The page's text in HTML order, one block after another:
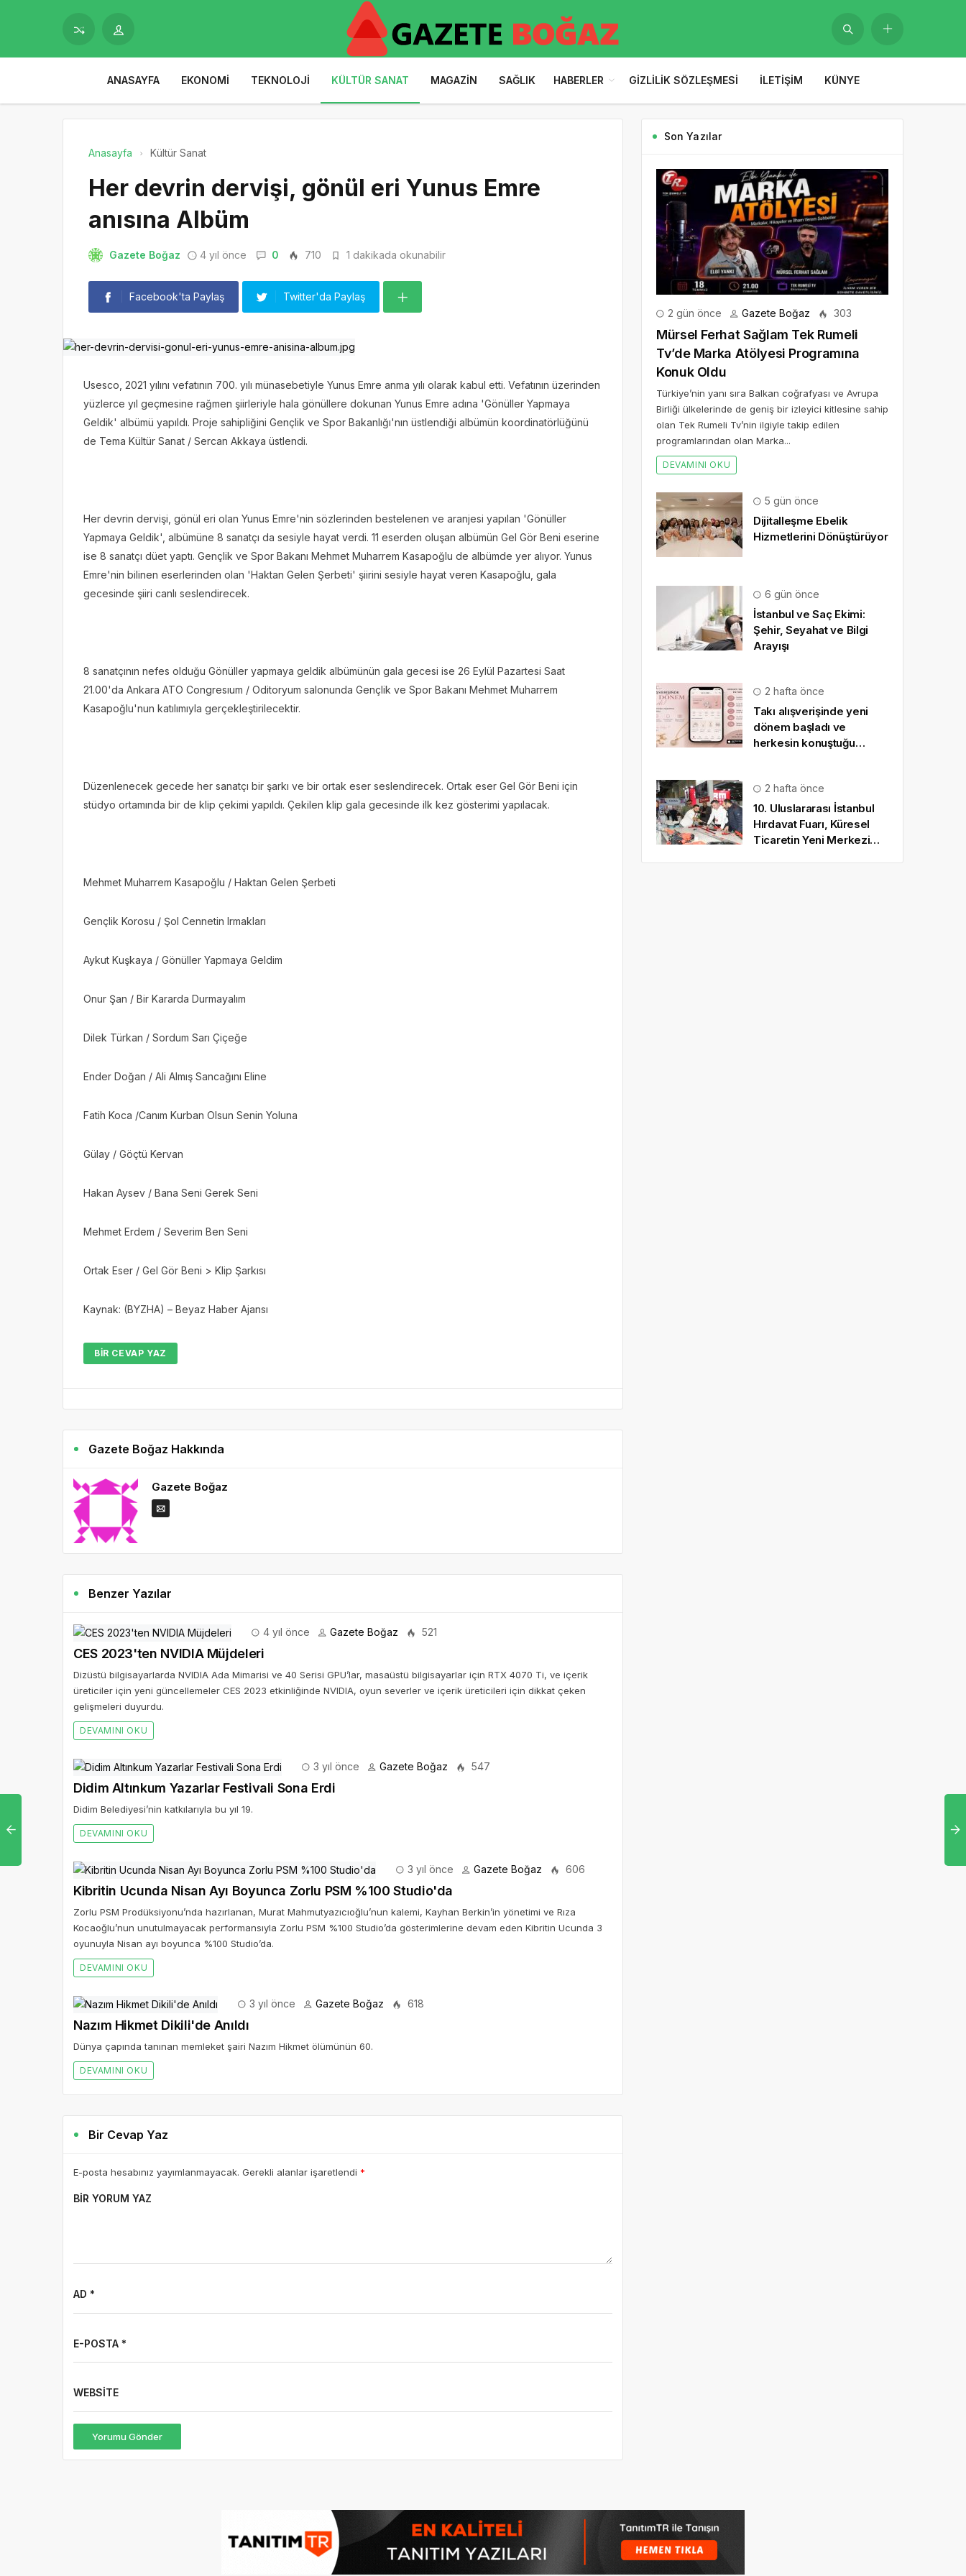
ANASAYFA EKONOMI TEKNOLOJI KÜLTÜR SANAT MAGAZIN SAĞLIK HABERLER GIZLILIK SÖZLEŞMESI İLETIŞIM KÜNYE
Anasayfa Kültür Sanat
Her devrin dervişi, gönül eri Yunus Emre
anısına Albüm
Gazete Boğaz 4 yıl önce 0 710 1 dakikada okunabilir
Facebook'ta Paylaş Twitter'da Paylaş
Usesco, 2021 yılını vefatının 700. yılı münasebetiyle Yunus Emre anma yılı olarak kabul etti. Vefatının üzerinden
yüzlerce yıl geçmesine rağmen şiirleriyle hala gönüllere dokunan Yunus Emre adına 'Gönüller Yapmaya
Geldik' albümü yapıldı. Proje sahipliğini Gençlik ve Spor Bakanlığı'nın üstlendiği albümün koordinatörlüğünü
de Tema Kültür Sanat / Sercan Akkaya üstlendi.
Her devrin dervişi, gönül eri olan Yunus Emre'nin sözlerinden bestelenen ve aranjesi yapılan 'Gönüller
Yapmaya Geldik', albümüne 8 sanatçı da sesiyle hayat verdi. 11 eserden oluşan albümün Gel Gör Beni eserine
ise 8 sanatçı düet yaptı. Gençlik ve Spor Bakanı Mehmet Muharrem Kasapoğlu de albümde yer alıyor. Yunus
Emre'nin bilinen eserlerinden olan 'Haktan Gelen Şerbeti' şiirini sesiyle hayat veren Kasapoğlu, gala
gecesinde şiiri canlı seslendirecek.
8 sanatçının nefes olduğu Gönüller yapmaya geldik albümünün gala gecesi ise 26 Eylül Pazartesi Saat
21.00'da Ankara ATO Congresıum / Oditoryum salonunda Gençlik ve Spor Bakanı Mehmet Muharrem
Kasapoğlu'nun katılımıyla gerçekleştirilecektir.
Düzenlenecek gecede her sanatçı bir şarkı ve bir ortak eser seslendirecek. Ortak eser Gel Gör Beni için
stüdyo ortamında bir de klip çekimi yapıldı. Çekilen klip gala gecesinde ilk kez gösterimi yapılacak.
Mehmet Muharrem Kasapoğlu / Haktan Gelen Şerbeti
Gençlik Korosu / Şol Cennetin Irmakları
Aykut Kuşkaya / Gönüller Yapmaya Geldim
Onur Şan / Bir Kararda Durmayalım
Dilek Türkan / Sordum Sarı Çiçeğe
Ender Doğan / Ali Almış Sancağını Eline
Fatih Koca /Canım Kurban Olsun Senin Yoluna
Gülay / Göçtü Kervan
Hakan Aysev / Bana Seni Gerek Seni
Mehmet Erdem / Severim Ben Seni
Ortak Eser / Gel Gör Beni > Klip Şarkısı
Kaynak: (BYZHA) – Beyaz Haber Ajansı
BIR CEVAP YAZ
Gazete Boğaz Hakkında
Gazete Boğaz
Benzer Yazılar
4 yıl önce Gazete Boğaz 521
CES 2023'ten NVIDIA Müjdeleri
Dizüstü bilgisayarlarda NVIDIA Ada Mimarisi ve 40 Serisi GPU’lar, masaüstü bilgisayarlar için RTX 4070 Ti, ve içerik
üreticiler için yeni güncellemeler CES 2023 etkinliğinde NVIDIA, oyun severler ve içerik üreticileri için dikkat çeken
gelişmeleri duyurdu.
DEVAMINI OKU
3 yıl önce Gazete Boğaz 547
Didim Altınkum Yazarlar Festivali Sona Erdi
Didim Belediyesi’nin katkılarıyla bu yıl 19.
DEVAMINI OKU
3 yıl önce Gazete Boğaz 606
Kibritin Ucunda Nisan Ayı Boyunca Zorlu PSM %100 Studio'da
Zorlu PSM Prodüksiyonu’nda hazırlanan, Murat Mahmutyazıcıoğlu’nun kalemi, Kayhan Berkin’in yönetimi ve Rıza
Kocaoğlu’nun unutulmayacak performansıyla Zorlu PSM %100 Studio’da gösterimlerine devam eden Kibritin Ucunda 3
oyunuyla Nisan ayı boyunca %100 Studio’da.
DEVAMINI OKU
3 yıl önce Gazete Boğaz 618
Nazım Hikmet Dikili'de Anıldı
Dünya çapında tanınan memleket şairi Nazım Hikmet ölümünün 60.
DEVAMINI OKU
Bir Cevap Yaz
E-posta hesabınız yayımlanmayacak. Gerekli alanlar işaretlendi *
BIR YORUM YAZ
AD *
E-POSTA *
WEBSITE
Yorumu Gönder
Son Yazılar
2 gün önce Gazete Boğaz 303
Mürsel Ferhat Sağlam Tek Rumeli
Tv’de Marka Atölyesi Programına
Konuk Oldu
Türkiye’nin yanı sıra Balkan coğrafyası ve Avrupa
Birliği ülkelerinde de geniş bir izleyici kitlesine sahip
olan Tek Rumeli Tv’nin ilgiyle takip edilen
programlarından olan Marka...
DEVAMINI OKU
5 gün önce
Dijitalleşme Ebelik
Hizmetlerini Dönüştürüyor
6 gün önce
İstanbul ve Saç Ekimi:
Şehir, Seyahat ve Bilgi
Arayışı
2 hafta önce
Takı alışverişinde yeni
dönem başladı ve
herkesin konuştuğu
2 hafta önce
10. Uluslararası İstanbul
Hırdavat Fuarı, Küresel
Ticaretin Yeni Merkezi